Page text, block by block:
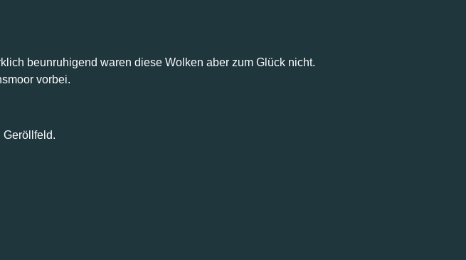
beunruhigend waren diese Wolken aber zum Glück nicht.
vorbei.
Geröllfeld.